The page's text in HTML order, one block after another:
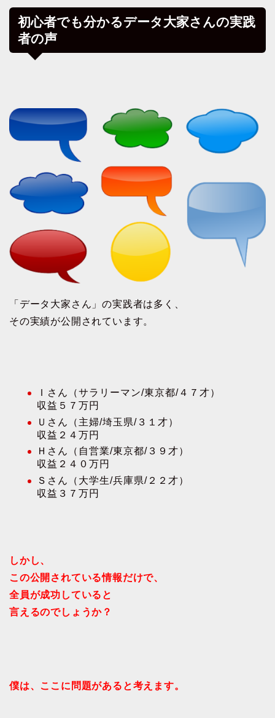
初心者でも分かるデータ大家さんの実践
者の声
「データ大家さん」の実践者は多く、
その実績が公開されています。
Ｉさん（サラリーマン/東京都/４７才）
収益５７万円
Ｕさん（主婦/埼玉県/３１才）
収益２４万円
Ｈさん（自営業/東京都/３９才）
収益２４０万円
Ｓさん（大学生/兵庫県/２２才）
収益３７万円
しかし、
この公開されている情報だけで、
全員が成功していると
言えるのでしょうか？
僕は、ここに問題があると考えます。